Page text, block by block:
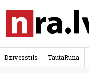
Dzīvesstils TautaRunā